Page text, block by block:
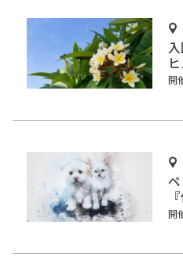
開
術
開